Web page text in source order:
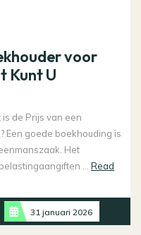
voor
Kunt U
de Prijs van een
Een goede boekhouding is
Het
... Read
31 januari 2026